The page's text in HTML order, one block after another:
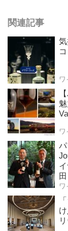
関連記事